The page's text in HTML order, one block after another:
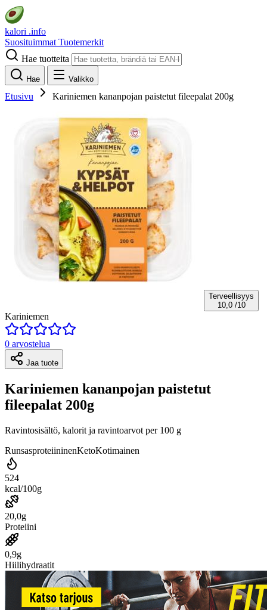
kalori .info
Suosituimmat Tuotemerkit
Hae tuotteita
Hae Valikko
Etusivu Kariniemen kananpojan paistetut fileepalat 200g
Terveellisyys
10,0 /10
Kariniemen
0 arvostelua
Jaa tuote
Kariniemen kananpojan paistetut
fileepalat 200g
Ravintosisältö, kalorit ja ravintoarvot per 100 g
RunsasproteiininenKetoKotimainen
524
kcal/100g
20,0g
Proteiini
0,9g
Hiilihydraatit